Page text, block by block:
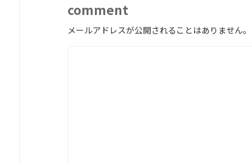
comment
メールアドレスが公開されることはありません。